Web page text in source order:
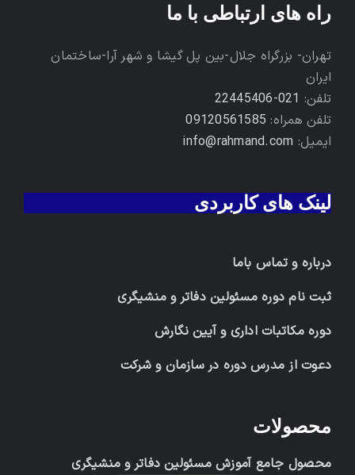
راه های ارتباطی با ما
تهران- بزرگراه جلال-بین پل گیشا و شهر آرا-ساختمان
ایران
تلفن: 021-22445406
تلفن همراه: 09120561585
ایمیل: info@rahmand.com
لینک های کاربردی
درباره و تماس باما
ثبت نام دوره مسئولین دفاتر و منشیگری
دوره مکاتبات اداری و آیین نگارش
دعوت از مدرس دوره در سازمان و شرکت
محصولات
محصول جامع آموزش مسئولین دفاتر و منشیگری